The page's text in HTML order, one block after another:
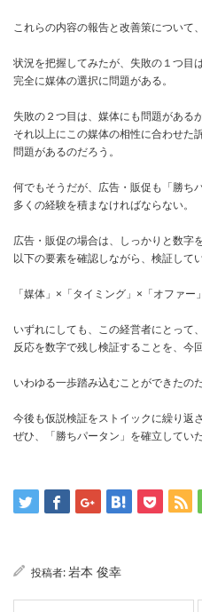
これらの内容の報告と改善策について
状況を把握してみたが、失敗の１つ目は
完全に媒体の選択に問題がある。
失敗の２つ目は、媒体にも問題があるが
それ以上にこの媒体の相性に合わせた
問題があるのだろう。
何でもそうだが、広告・販促も「勝ち
多くの経験を積まなければならない。
広告・販促の場合は、しっかりと数字を
以下の要素を確認しながら、検証して
「媒体」×「タイミング」×「オファー
いずれにしても、この経営者にとって
反応を数字で残し検証することを、今
いわゆる一歩踏み込むことができたのだ
今後も仮説検証をストイックに繰り返さ
ぜひ、「勝ちパータン」を確立してい
投稿者:岩本 俊幸